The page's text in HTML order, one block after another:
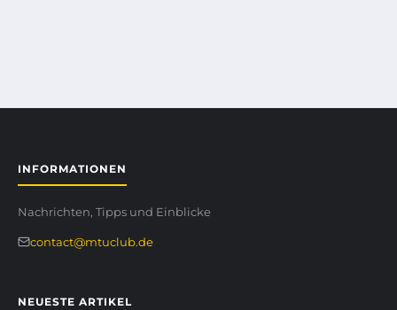
INFORMATIONEN
Nachrichten, Tipps und Einblicke
contact@mtuclub.de
NEUESTE ARTIKEL